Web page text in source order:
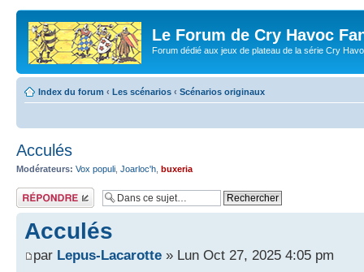
Le Forum de Cry Havoc
Forum dédié aux jeux de plateau de la série Cry
Index du forum ‹ Les scénarios ‹ Scénarios originaux
Acculés
Modérateurs: Vox populi Joarloc'h buxeria
Répondre
Acculés
par Lepus-Lacarotte » Lun Oct 27, 2025 4:05 pm